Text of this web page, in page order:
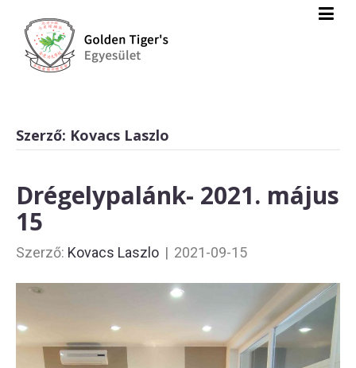
Szerző: Kovacs Laszlo
Drégelypalánk- 2021. május
15
Szerző: Kovacs Laszlo | 2021-09-15